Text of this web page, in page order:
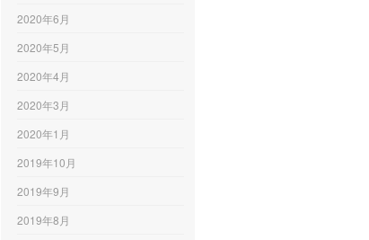
2020年6月
2020年5月
2020年4月
2020年3月
2020年1月
2019年10月
2019年9月
2019年8月